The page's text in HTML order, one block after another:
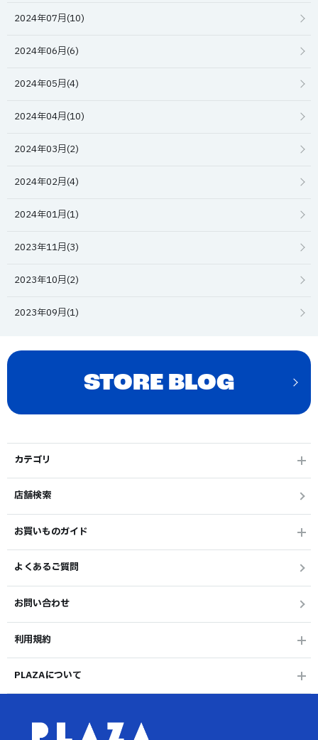
2024年07月(10)
2024年06月(6)
2024年05月(4)
2024年04月(10)
2024年03月(2)
2024年02月(4)
2024年01月(1)
2023年11月(3)
2023年10月(2)
2023年09月(1)
STORE BLOG
カテゴリ
店舗検索
お買いものガイド
よくあるご質問
お問い合わせ
利用規約
PLAZAについて